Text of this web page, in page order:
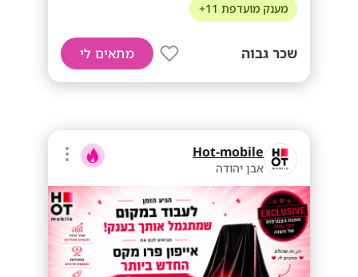
מענק מועדפת 11+
שכר גבוה מתאים לי
Hot-mobile
אבן יהודה